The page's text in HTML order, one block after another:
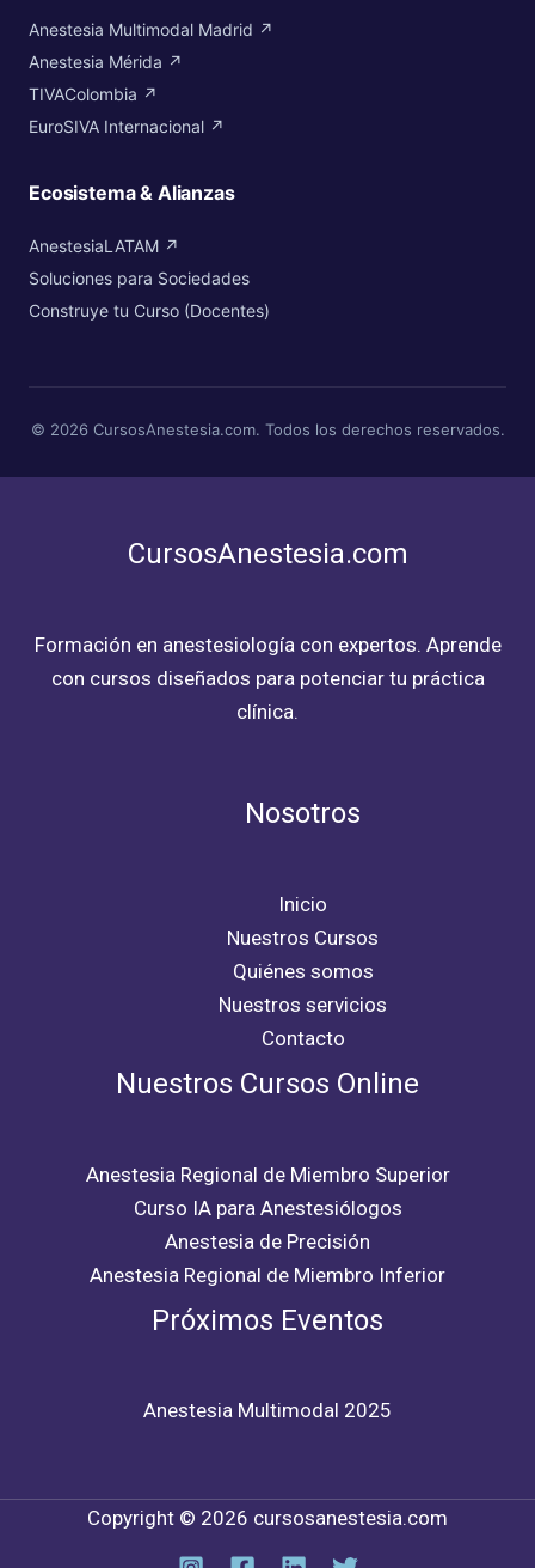
Anestesia Multimodal Madrid ↗
Anestesia Mérida ↗
TIVAColombia ↗
EuroSIVA Internacional ↗
Ecosistema & Alianzas
AnestesiaLATAM ↗
Soluciones para Sociedades
Construye tu Curso (Docentes)
© 2026 CursosAnestesia.com. Todos los derechos reservados.
CursosAnestesia.com
Formación en anestesiología con expertos. Aprende
con cursos diseñados para potenciar tu práctica
clínica.
Nosotros
Inicio
Nuestros Cursos
Quiénes somos
Nuestros servicios
Contacto
Nuestros Cursos Online
Anestesia Regional de Miembro Superior
Curso IA para Anestesiólogos
Anestesia de Precisión
Anestesia Regional de Miembro Inferior
Próximos Eventos
Anestesia Multimodal 2025
Copyright © 2026 cursosanestesia.com